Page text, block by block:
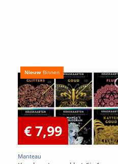
Nieuw Binnen
€ 7,99
Manteau